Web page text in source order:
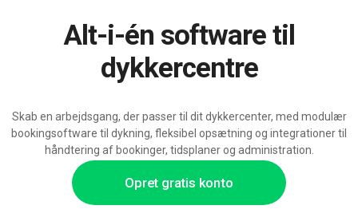
Opret gratis konto
Alt-i-én software til
dykkercentre
Skab en arbejdsgang, der passer til dit dykkercenter, med modulær
bookingsoftware til dykning, fleksibel opsætning og integrationer til
håndtering af bookinger, tidsplaner og administration.